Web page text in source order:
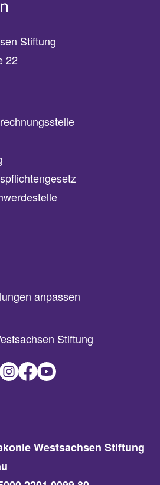
Stiftung
22
anpassen
Stiftung
Westsachsen Stiftung